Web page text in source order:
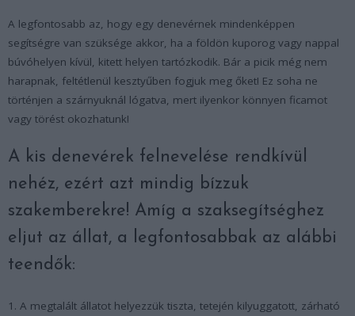
A legfontosabb az, hogy egy denevérnek mindenképpen
segítségre van szüksége akkor, ha a földön kuporog vagy nappal
búvóhelyen kívül, kitett helyen tartózkodik. Bár a picik még nem
harapnak, feltétlenül kesztyűben fogjuk meg őket! Ez soha ne
történjen a szárnyuknál lógatva, mert ilyenkor könnyen ficamot
vagy törést okozhatunk!
A kis denevérek felnevelése rendkívül
nehéz, ezért azt mindig bízzuk
szakemberekre! Amíg a szaksegítséghez
eljut az állat, a legfontosabbak az alábbi
teendők:
1. A megtalált állatot helyezzük tiszta, tetején kilyuggatott, zárható